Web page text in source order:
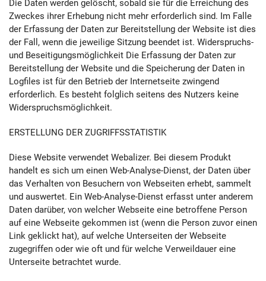
Die Daten werden gelöscht, sobald sie für die Erreichung des
Zweckes ihrer Erhebung nicht mehr erforderlich sind. Im Falle
der Erfassung der Daten zur Bereitstellung der Website ist dies
der Fall, wenn die jeweilige Sitzung beendet ist. Widerspruchs-
und Beseitigungsmöglichkeit Die Erfassung der Daten zur
Bereitstellung der Website und die Speicherung der Daten in
Logfiles ist für den Betrieb der Internetseite zwingend
erforderlich. Es besteht folglich seitens des Nutzers keine
Widerspruchsmöglichkeit.
ERSTELLUNG DER ZUGRIFFSSTATISTIK
Diese Website verwendet Webalizer. Bei diesem Produkt
handelt es sich um einen Web-Analyse-Dienst, der Daten über
das Verhalten von Besuchern von Webseiten erhebt, sammelt
und auswertet. Ein Web-Analyse-Dienst erfasst unter anderem
Daten darüber, von welcher Webseite eine betroffene Person
auf eine Webseite gekommen ist (wenn die Person zuvor einen
Link geklickt hat), auf welche Unterseiten der Webseite
zugegriffen oder wie oft und für welche Verweildauer eine
Unterseite betrachtet wurde.